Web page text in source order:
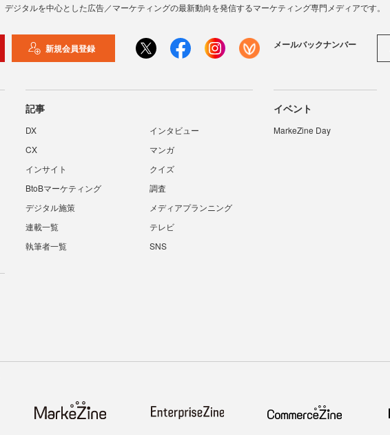
デジタルを中心とした広告／マーケティングの最新動向を発信するマーケティング専門メディアです。
新規会員登録 メールバックナンバー
記事
DX
インタビュー
CX
マンガ
インサイト
クイズ
BtoBマーケティング
調査
デジタル施策
メディアプランニング
連載一覧
テレビ
執筆者一覧
SNS
イベント
MarkeZine Day